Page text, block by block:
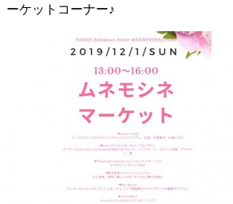
ーケットコーナー♪